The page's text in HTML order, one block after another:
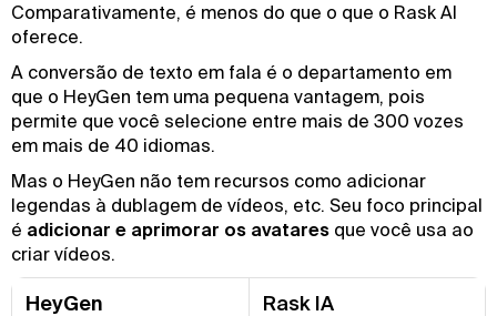
Comparativamente, é menos do que o que o Rask AI
oferece.
A conversão de texto em fala é o departamento em
que o HeyGen tem uma pequena vantagem, pois
permite que você selecione entre mais de 300 vozes
em mais de 40 idiomas.
Mas o HeyGen não tem recursos como adicionar
legendas à dublagem de vídeos, etc. Seu foco principal
é adicionar e aprimorar os avatares que você usa ao
criar vídeos.
HeyGen Rask IA